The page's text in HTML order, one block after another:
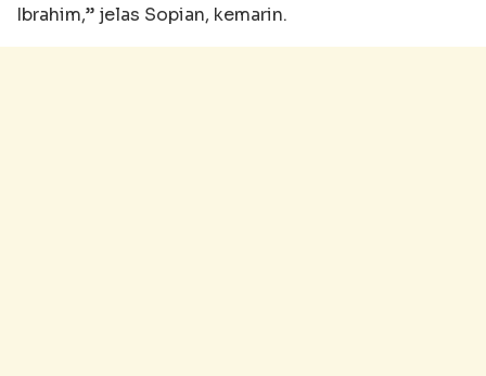
Ibrahim,” jelas Sopian, kemarin.